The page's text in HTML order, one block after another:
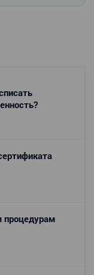
процедурам